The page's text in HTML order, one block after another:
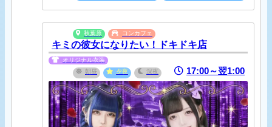
秋葉原 コンカフェ
キミの彼女になりたい！ドキドキ店
オリジナル衣装
朝昼
夕夜 深夜 17:00～翌1:00